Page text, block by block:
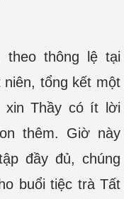
theo thông lệ tại
niên, tổng kết một
xin Thầy có ít lời
thêm. Giờ này
đầy đủ, chúng
buổi tiệc trà Tất